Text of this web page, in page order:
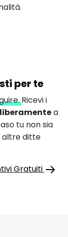
per te
Ricevi i
a
tu non sia
altre ditte
Gratuiti